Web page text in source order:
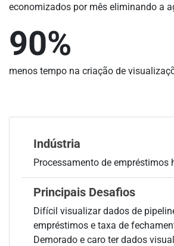
economizados por mês eliminando a
90%
menos tempo na criação de
Indústria
Processamento de empréstimos
Principais Desafios
Difícil visualizar dados de
empréstimos e taxa de
Demorado e caro ter dados